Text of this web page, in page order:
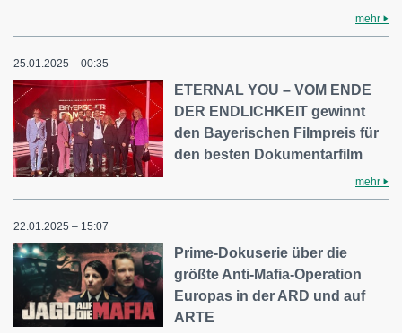
mehr
25.01.2025 – 00:35
ETERNAL YOU – VOM ENDE
DER ENDLICHKEIT gewinnt
den Bayerischen Filmpreis für
den besten Dokumentarfilm
mehr
22.01.2025 – 15:07
Prime-Dokuserie über die
größte Anti-Mafia-Operation
Europas in der ARD und auf
ARTE